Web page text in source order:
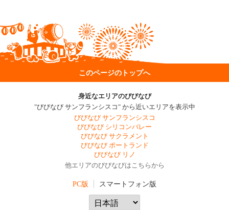
このページのトップへ
身近なエリアのびびなび
"びびなび サンフランシスコ" から近いエリアを表示中
びびなび サンフランシスコ
びびなび シリコンバレー
びびなび サクラメント
びびなび ポートランド
びびなび リノ
他エリアのびびなびはこちらから
PC版 スマートフォン版